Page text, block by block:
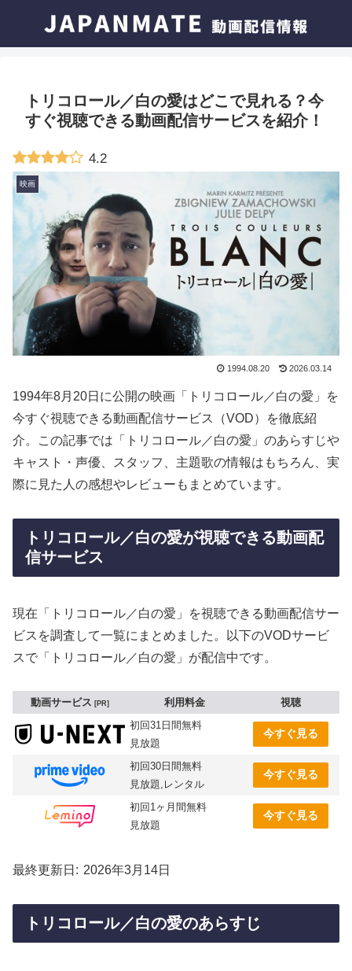
トリコロール／白の愛はどこで見れる？今
すぐ視聴できる動画配信サービスを紹介！
4.2
映画
1994.08.20 2026.03.14
1994年8月20日に公開の映画「トリコロール／白の愛」を
今すぐ視聴できる動画配信サービス（VOD）を徹底紹
介。この記事では「トリコロール／白の愛」のあらすじや
キャスト・声優、スタッフ、主題歌の情報はもちろん、実
際に見た人の感想やレビューもまとめています。
トリコロール／白の愛が視聴できる動画配
信サービス
現在「トリコロール／白の愛」を視聴できる動画配信サー
ビスを調査して一覧にまとめました。以下のVODサービ
スで「トリコロール／白の愛」が配信中です。
動画サービス PR 利用料金
視聴
初回31日間無料
見放題
今すぐ見る
初回30日間無料
見放題,レンタル
今すぐ見る
初回1ヶ月間無料
見放題
今すぐ見る
最終更新日 2026年3月14日
トリコロール／白の愛のあらすじ